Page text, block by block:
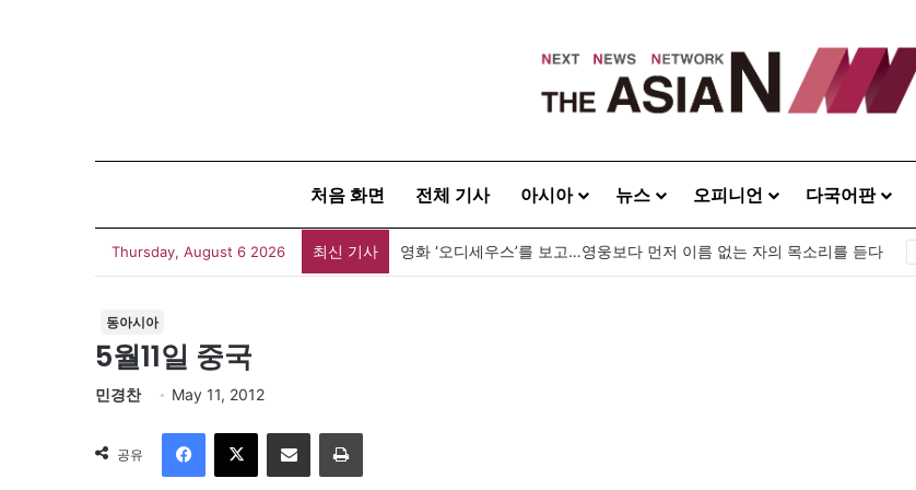
처음 화면 전체 기사 아시아 뉴스 오피니언 다국어판
Thursday, August 6 2026 최신 기사 영화 ‘오디세우스’를 보고…영웅보다 먼저 이름 없는 자의 목소리를 듣다
동아시아
5월11일 중국
민경찬 May 11, 2012
공유
이메일